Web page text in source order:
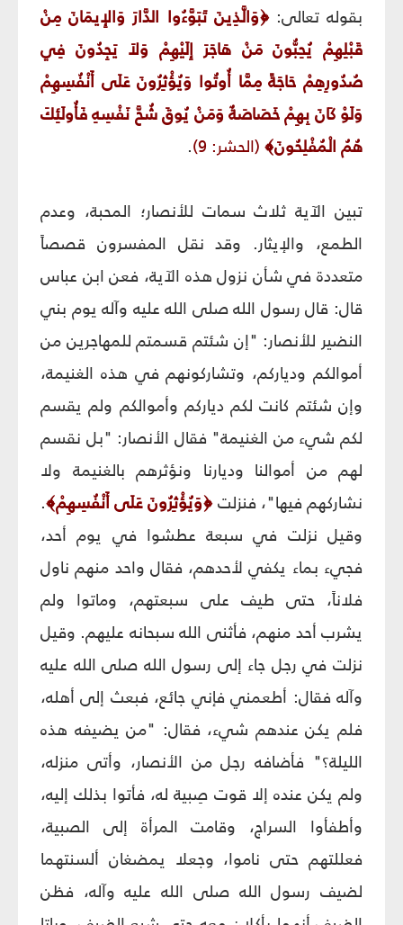
بقوله تعالى:﴿وَالَّذِينَ تَبَوَّءُوا الدَّارَ وَالإِيمَانَ مِنْ
قَبْلِهِمْ يُحِبُّونَ مَنْ هَاجَرَ إِلَيْهِمْ وَلاَ يَجِدُونَ فِي
صُدُورِهِمْ حَاجَةً مِمَّا أُوتُوا وَيُؤْثِرُونَ عَلَى أَنْفُسِهِمْ
وَلَوْ كَانَ بِهِمْ خَصَاصَةٌ وَمَنْ يُوقَ شُحَّ نَفْسِهِ فَأُولَئِكَ
هُمُ الْمُفْلِحُونَ﴾ (الحشر: 9) .
تبين الآية ثلاث سمات للأنصار؛ المحبة، وعدم
الطمع، والإيثار. وقد نقل المفسرون قصصاً
متعددة في شأن نزول هذه الآية، فعن ابن عباس
قال: قال رسول الله صلى الله عليه وآله يوم بني
النضير للأنصار: "إن شئتم قسمتم للمهاجرين من
أموالكم ودياركم، وتشاركونهم في هذه الغنيمة،
وإن شئتم كانت لكم دياركم وأموالكم ولم يقسم
لكم شيء من الغنيمة" فقال الأنصار: "بل نقسم
لهم من أموالنا وديارنا ونؤثرهم بالغنيمة ولا
نشاركهم فيها"، فنزلت﴿وَيُؤْثِرُونَ عَلَى أَنْفُسِهِمْ﴾.
وقيل نزلت في سبعة عطشوا في يوم أحد،
فجيء بماء يكفي لأحدهم، فقال واحد منهم ناول
فلاناً، حتى طيف على سبعتهم، وماتوا ولم
يشرب أحد منهم، فأثنى الله سبحانه عليهم. وقيل
نزلت في رجل جاء إلى رسول الله صلى الله عليه
وآله فقال: أطعمني فإني جائع، فبعث إلى أهله،
فلم يكن عندهم شيء، فقال: "من يضيفه هذه
الليلة؟" فأضافه رجل من الأنصار، وأتى منزله،
ولم يكن عنده إلا قوت صِبية له، فأتوا بذلك إليه،
وأطفأوا السراج، وقامت المرأة إلى الصبية،
فعللتهم حتى ناموا، وجعلا يمضغان ألسنتهما
لضيف رسول الله صلى الله عليه وآله، فظن